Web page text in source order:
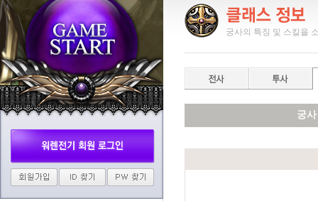
궁사의 특징 및 스킬을
궁사